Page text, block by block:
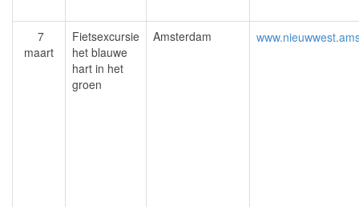
7
maart
Fietsexcursie
het blauwe
hart in het
groen
Amsterdam